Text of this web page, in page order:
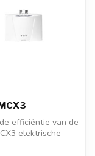
efficiëntie van de
elektrische